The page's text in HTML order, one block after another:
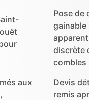
Pose de
discrète
combles
aux
Devis
remis